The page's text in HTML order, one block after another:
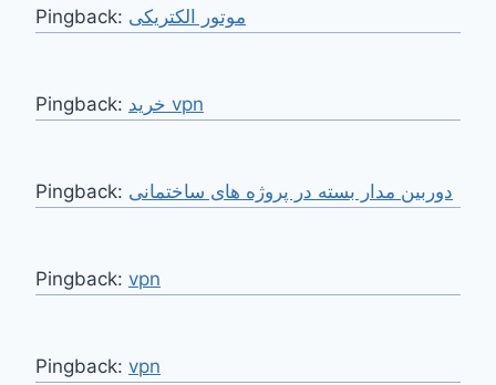
Pingback: موتور الکتریکی
Pingback: خرید vpn
Pingback: دوربین مدار بسته در پروژه های ساختمانی
Pingback: vpn
Pingback: vpn